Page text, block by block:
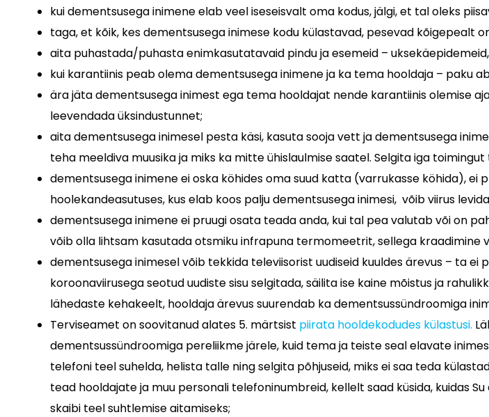
kui dementsusega inimene elab veel iseseisvalt oma kodus, jälgi, et tal oleks
taga, et kõik, kes dementsusega inimese kodu külastavad, pesevad kõigepealt
aita puhastada/puhasta enimkasutatavaid pindu ja esemeid –
kui karantiinis peab olema dementsusega inimene ja ka tema hooldaja – paku
ära jäta dementsusega inimest ega tema hooldajat nende karantiinis olemise
leevendada üksindustunnet;
aita dementsusega inimesel pesta käsi, kasuta sooja vett ja dementsusega
teha meeldiva muusika ja miks ka mitte ühislaulmise saatel. Selgita iga
dementsusega inimene ei oska köhides oma suud katta (varrukasse köhida), ei
hoolekandeasutuses, kus elab koos palju dementsusega inimesi, võib viirus
dementsusega inimene ei pruugi osata teada anda, kui tal pea valutab või on
võib olla lihtsam kasutada otsmiku infrapuna termomeetrit, sellega kraadimine
dementsusega inimesel võib tekkida televiisorist uudiseid kuuldes ärevus – ta
koroonaviirusega seotud uudiste sisu selgitada, säilita ise kaine mõistus ja
lähedaste kehakeelt, hooldaja ärevus suurendab ka dementsussündroomiga
Terviseamet on soovitanud alates 5. märtsist piirata hooldekodudes külastusi.
dementsussündroomiga pereliikme järele, kuid tema ja teiste seal elavate
telefoni teel suhelda, helista talle ning selgita põhjuseid, miks ei saa teda
tead hooldajate ja muu personali telefoninumbreid, kellelt saad küsida, kuidas
skaibi teel suhtlemise aitamiseks;